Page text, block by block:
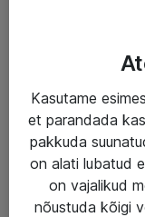
Haldusteenused
Garantii
Turva- ja
Kasutame
et parandada
pakkuda
on alati lubatud
on vajalikud
nõustuda kõigi